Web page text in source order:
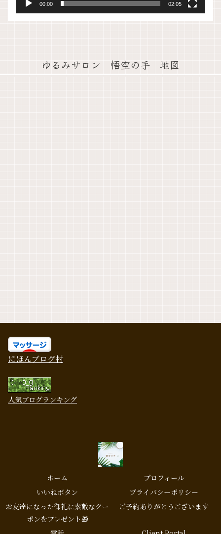
00:00 02:05
ゆるみサロン 悟空の手 地図
にほんブログ村
人気ブログランキング
ホーム
プロフィール
いいねボタン
プライバシーポリシー
お友達になった御礼に素敵なクー
ポンをプレゼント🎁
ご予約ありがとうございます